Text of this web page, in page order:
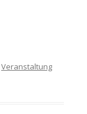
Veranstaltung